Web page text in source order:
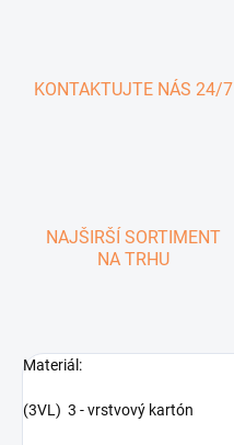
KONTAKTUJTE NÁS 24/7
NAJŠIRŠÍ SORTIMENT
NA TRHU
Materiál:
(3VL) 3 - vrstvový kartón